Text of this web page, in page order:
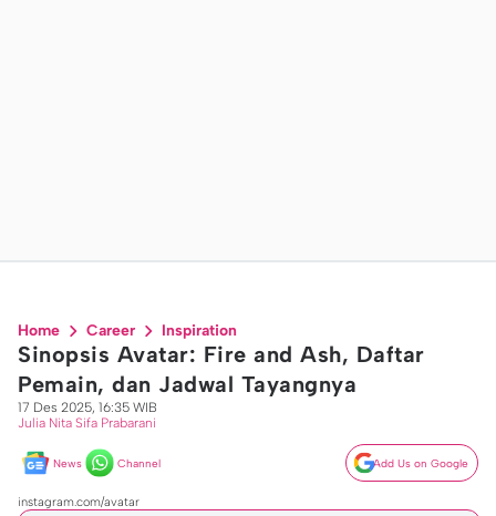
Home Career Inspiration
Sinopsis Avatar: Fire and Ash, Daftar
Pemain, dan Jadwal Tayangnya
17 Des 2025, 16:35 WIB
Julia Nita Sifa Prabarani
News Channel Add Us on Google
instagram.com/avatar